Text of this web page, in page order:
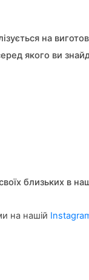
на
якого ви
близьких в
на нашій